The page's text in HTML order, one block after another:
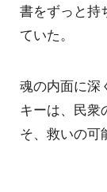
書をずっと持
ていた。
魂の内面に深
キーは、民衆
そ、救いの可